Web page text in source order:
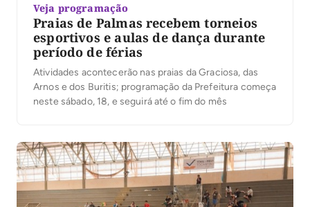
Veja programação
Praias de Palmas recebem torneios
esportivos e aulas de dança durante
período de férias
Atividades acontecerão nas praias da Graciosa, das
Arnos e dos Buritis; programação da Prefeitura começa
neste sábado, 18, e seguirá até o fim do mês